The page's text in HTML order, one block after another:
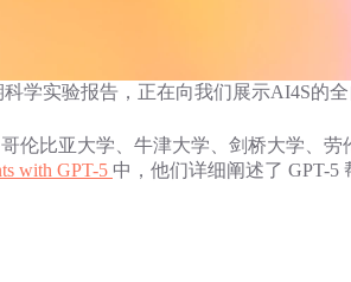
学实验报告，正在向我们展示AI4S的全
伦比亚大学、牛津大学、剑桥大学、
with GPT-5 中，他们详细阐述了 GPT-